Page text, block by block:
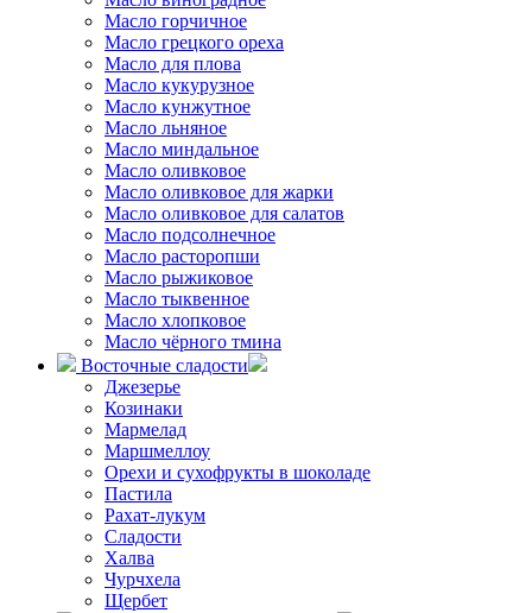
Масло горчичное
Масло грецкого ореха
Масло для плова
Масло кукурузное
Масло кунжутное
Масло льняное
Масло миндальное
Масло оливковое
Масло оливковое для жарки
Масло оливковое для салатов
Масло подсолнечное
Масло расторопши
Масло рыжиковое
Масло тыквенное
Масло хлопковое
Масло чёрного тмина
Восточные сладости
Джезерье
Козинаки
Мармелад
Маршмеллоу
Орехи и сухофрукты в шоколаде
Пастила
Рахат-лукум
Сладости
Халва
Чурчхела
Щербет